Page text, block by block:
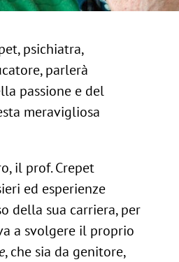
psichiatra,
parlerà
passione e del
meravigliosa
il prof. Crepet
ed esperienze
della sua carriera, per
a svolgere il proprio
, che sia da genitore,